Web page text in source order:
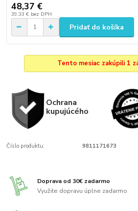
48,37 €
39,33 € bez DPH
Pridať do košíka
Tento mesiac zakúpili 1
Ochrana
kupujúcého
Číslo produktu: 9811171673
Doprava od 30€ zadarmo
Využite dopravu úplne zadarmo